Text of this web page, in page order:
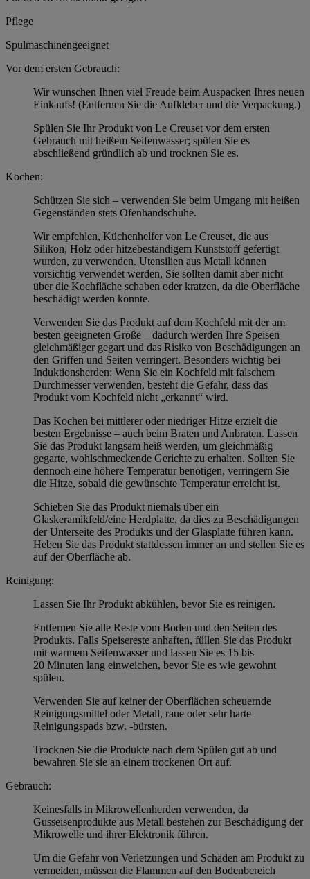
Pflege
Spülmaschinengeeignet
Vor dem ersten Gebrauch:
Wir wünschen Ihnen viel Freude beim Auspacken Ihres neuen
Einkaufs! (Entfernen Sie die Aufkleber und die Verpackung.)
Spülen Sie Ihr Produkt von Le Creuset vor dem ersten
Gebrauch mit heißem Seifenwasser; spülen Sie es
abschließend gründlich ab und trocknen Sie es.
Kochen:
Schützen Sie sich – verwenden Sie beim Umgang mit heißen
Gegenständen stets Ofenhandschuhe.
Wir empfehlen, Küchenhelfer von Le Creuset, die aus
Silikon, Holz oder hitzebeständigem Kunststoff gefertigt
wurden, zu verwenden. Utensilien aus Metall können
vorsichtig verwendet werden, Sie sollten damit aber nicht
über die Kochfläche schaben oder kratzen, da die Oberfläche
beschädigt werden könnte.
Verwenden Sie das Produkt auf dem Kochfeld mit der am
besten geeigneten Größe – dadurch werden Ihre Speisen
gleichmäßiger gegart und das Risiko von Beschädigungen an
den Griffen und Seiten verringert. Besonders wichtig bei
Induktionsherden: Wenn Sie ein Kochfeld mit falschem
Durchmesser verwenden, besteht die Gefahr, dass das
Produkt vom Kochfeld nicht „erkannt“ wird.
Das Kochen bei mittlerer oder niedriger Hitze erzielt die
besten Ergebnisse – auch beim Braten und Anbraten. Lassen
Sie das Produkt langsam heiß werden, um gleichmäßig
gegarte, wohlschmeckende Gerichte zu erhalten. Sollten Sie
dennoch eine höhere Temperatur benötigen, verringern Sie
die Hitze, sobald die gewünschte Temperatur erreicht ist.
Schieben Sie das Produkt niemals über ein
Glaskeramikfeld/eine Herdplatte, da dies zu Beschädigungen
der Unterseite des Produkts und der Glasplatte führen kann.
Heben Sie das Produkt stattdessen immer an und stellen Sie es
auf der Oberfläche ab.
Reinigung:
Lassen Sie Ihr Produkt abkühlen, bevor Sie es reinigen.
Entfernen Sie alle Reste vom Boden und den Seiten des
Produkts. Falls Speisereste anhaften, füllen Sie das Produkt
mit warmem Seifenwasser und lassen Sie es 15 bis
20 Minuten lang einweichen, bevor Sie es wie gewohnt
spülen.
Verwenden Sie auf keiner der Oberflächen scheuernde
Reinigungsmittel oder Metall, raue oder sehr harte
Reinigungspads bzw. -bürsten.
Trocknen Sie die Produkte nach dem Spülen gut ab und
bewahren Sie sie an einem trockenen Ort auf.
Gebrauch:
Keinesfalls in Mikrowellenherden verwenden, da
Gusseisenprodukte aus Metall bestehen zur Beschädigung der
Mikrowelle und ihrer Elektronik führen.
Um die Gefahr von Verletzungen und Schäden am Produkt zu
vermeiden, müssen die Flammen auf den Bodenbereich